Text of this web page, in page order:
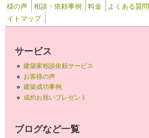
様の声
相談・依頼事例 料金 よくある質問
イトマップ
サービス
建築家相談依頼サービス
お客様の声
建築成功事例
成約お祝いプレゼント
ブログなど一覧